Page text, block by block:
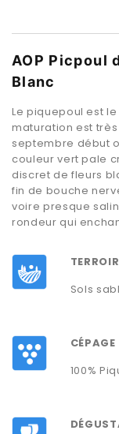
AOP Picpoul
Blanc
Le piquepoul est
maturation est
septembre début
couleur vert pale
discret de fleurs
fin de bouche
voire presque
rondeur qui
TERROIR
Sols
CÉPAGE
100%